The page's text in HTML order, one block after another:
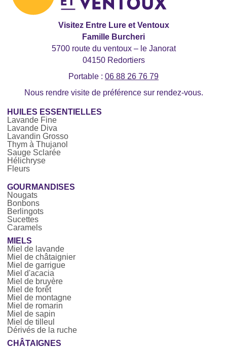
Visitez Entre Lure et Ventoux
Famille Burcheri
5700 route du ventoux – le Janorat
04150 Redortiers
Portable : 06 88 26 76 79
Nous rendre visite de préférence sur rendez-vous.
HUILES ESSENTIELLES
Lavande Fine
Lavande Diva
Lavandin Grosso
Thym à Thujanol
Sauge Sclarée
Hélichryse
Fleurs
GOURMANDISES
Nougats
Bonbons
Berlingots
Sucettes
Caramels
MIELS
Miel de lavande
Miel de châtaignier
Miel de garrigue
Miel d'acacia
Miel de bruyère
Miel de forêt
Miel de montagne
Miel de romarin
Miel de sapin
Miel de tilleul
Dérivés de la ruche
CHÂTAIGNES